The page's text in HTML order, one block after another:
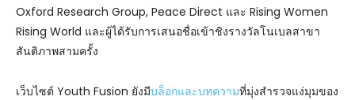
Oxford Research Group, Peace Direct และ Rising Women
Rising World และผู้ได้รับการเสนอชื่อเข้าชิงรางวัลโนเบลสาขา
สันติภาพสามครั้ง
เว็บไซต์ Youth Fusion ยังมีบล็อกและบทความที่มุ่งสำรวจแง่มุมของ